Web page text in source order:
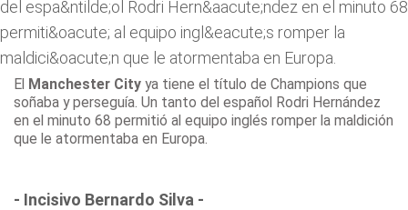
El Manchester Cityya tiene el título de Champions que
soñaba y perseguía. Un tanto del español Rodri Hernández
en el minuto 68 permitió al equipo inglés romper la maldición
que le atormentaba en Europa.
- Incisivo Bernardo Silva -